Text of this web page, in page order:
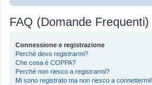
FAQ (Domande Frequenti)
Connessione e registrazione
Perché devo registrarmi?
Che cosa è COPPA?
Perché non riesco a registrarmi?
Mi sono registrato ma non riesco a connettermi!